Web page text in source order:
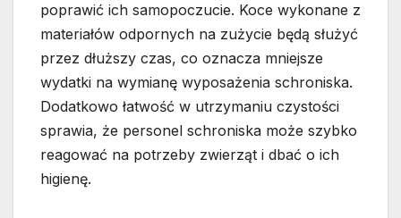
poprawić ich samopoczucie. Koce wykonane z
materiałów odpornych na zużycie będą służyć
przez dłuższy czas, co oznacza mniejsze
wydatki na wymianę wyposażenia schroniska.
Dodatkowo łatwość w utrzymaniu czystości
sprawia, że personel schroniska może szybko
reagować na potrzeby zwierząt i dbać o ich
higienę.